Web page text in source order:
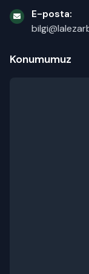
E-posta:
Konumumuz